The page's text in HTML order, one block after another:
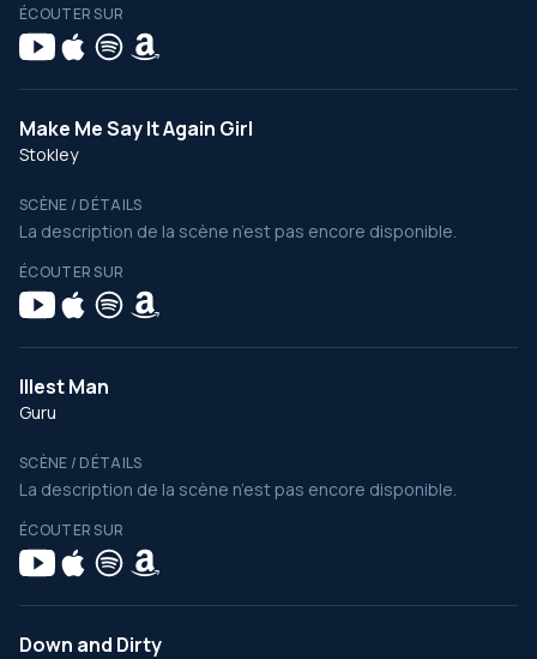
ÉCOUTER SUR
Make Me Say It Again Girl
Stokley
SCÈNE / DÉTAILS
La description de la scène n’est pas encore disponible.
ÉCOUTER SUR
Illest Man
Guru
SCÈNE / DÉTAILS
La description de la scène n’est pas encore disponible.
ÉCOUTER SUR
Down and Dirty